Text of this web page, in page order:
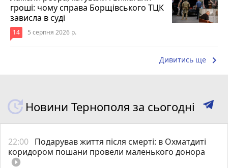
гроші: чому справа Борщівського ТЦК
зависла в суді
14 5 серпня 2026 р.
Дивитись ще keyboard_arrow_right
Новини Тернополя за сьогодні
22:00 Подарував життя після смерті: в Охматдиті
коридором пошани провели маленького донора
play_circle_filled